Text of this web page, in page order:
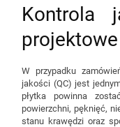
Kontrola
projektowe
W przypadku
jakości (QC) jest
płytka powinna
powierzchni, pęknięć,
stanu krawędzi oraz